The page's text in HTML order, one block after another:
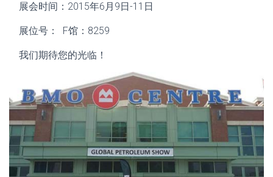
展会时间：2015年6月9日-11日
展位号： F馆：8259
我们期待您的光临！